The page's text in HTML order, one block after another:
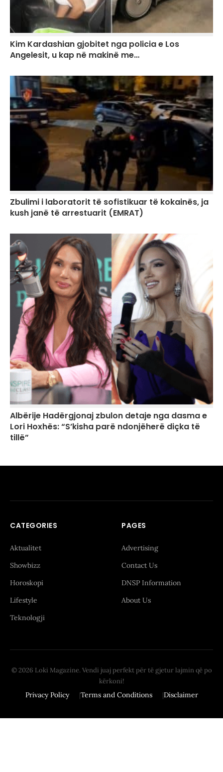
Kim Kardashian gjobitet nga policia e Los
Angelesit, u kap në makinë me…
Zbulimi i laboratorit të sofistikuar të kokainës, ja
kush janë të arrestuarit (EMRAT)
Albërije Hadërgjonaj zbulon detaje nga dasma e
Lori Hoxhës: “S’kisha parë ndonjëherë diçka të
tillë”
CATEGORIES
Aktualitet
Showbizz
Horoskopi
Lifestyle
Teknologji
PAGES
Advertising
Contact Us
DNSP Information
About Us
© 2026 Loki Magazine. Vendi juaj perfekt për të gjetur lajmin që po
kërkoni!
Privacy Policy Terms and Conditions Disclaimer